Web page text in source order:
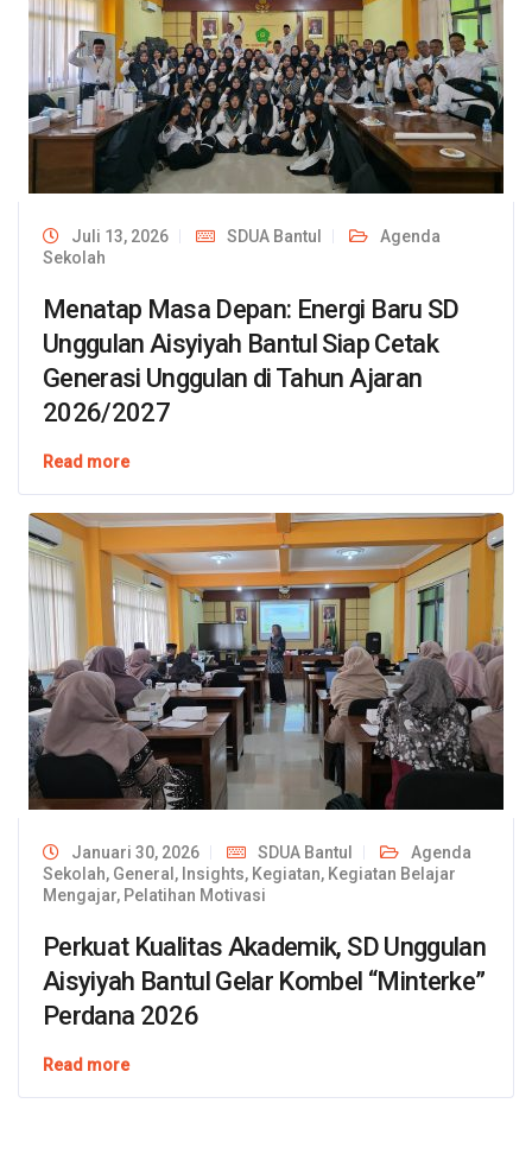
Juli 13, 2026 SDUA Bantul
Agenda
Sekolah
Menatap Masa Depan: Energi Baru SD
Unggulan Aisyiyah Bantul Siap Cetak
Generasi Unggulan di Tahun Ajaran
2026/2027
Read more
Januari 30, 2026 SDUA Bantul
Agenda
Sekolah, General , Insights, Kegiatan, Kegiatan Belajar
Mengajar, Pelatihan Motivasi
Perkuat Kualitas Akademik, SD Unggulan
Aisyiyah Bantul Gelar Kombel “Minterke”
Perdana 2026
Read more